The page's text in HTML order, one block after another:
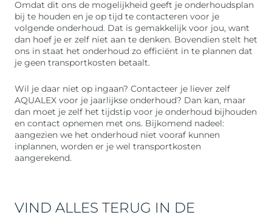
Omdat dit ons de mogelijkheid geeft je onderhoudsplan
bij te houden en je op tijd te contacteren voor je
volgende onderhoud. Dat is gemakkelijk voor jou, want
dan hoef je er zelf niet aan te denken. Bovendien stelt het
ons in staat het onderhoud zo efficiënt in te plannen dat
je geen transportkosten betaalt.
Wil je daar niet op ingaan? Contacteer je liever zelf
AQUALEX voor je jaarlijkse onderhoud? Dan kan, maar
dan moet je zelf het tijdstip voor je onderhoud bijhouden
en contact opnemen met ons. Bijkomend nadeel:
aangezien we het onderhoud niet vooraf kunnen
inplannen, worden er je wel transportkosten
aangerekend.
VIND ALLES TERUG IN DE